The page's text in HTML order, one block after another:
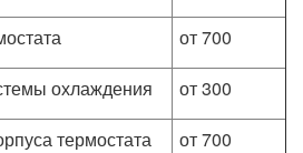
от 700
охлаждения
от 300
термостата
от 700